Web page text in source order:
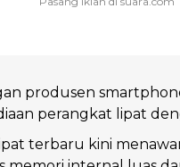
produsen
perangkat lipat
terbaru kini